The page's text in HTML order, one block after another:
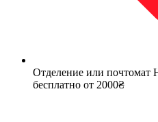
Отделение или почтомат
бесплатно от 2000₴